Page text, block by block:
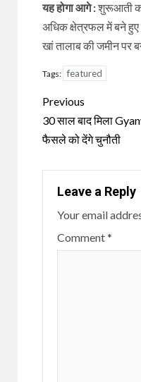
यह होगा आगे :शुरूआती
अधिक क्षेत्रफल में बने हुए
खां तालाब की जमीन पर
Tags: featured
Continue
Reading
Previous
30 साल बाद मिला
फैसले को देंगे चुनौती
Leave a Reply
Your email
Comment*